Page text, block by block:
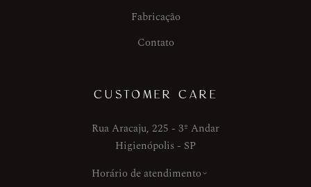
Fabricação
Contato
CUSTOMER CARE
Rua Aracaju, 225 - 3º Andar
Higienópolis - SP
Horário de atendimento